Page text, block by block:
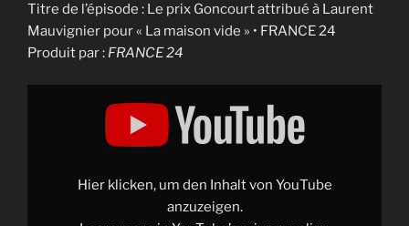
Titre de l’épisode : Le prix Goncourt attribué à Laurent
Mauvignier pour « La maison vide » • FRANCE 24
Produit par : FRANCE 24
Display
MauvignierHier klicken, um den Inhalt von YouTube
anzuzeigen.